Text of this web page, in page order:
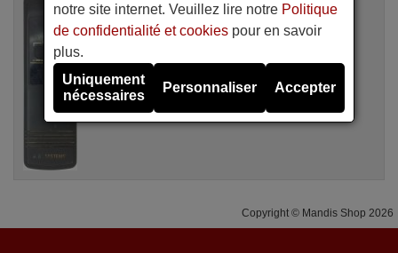
AR SYSTEMS ARS001
Non disponible
AR Systems
Copyright © Mandis Shop 2026
notre site internet. Veuillez lire notre Politique
de confidentialité et cookies pour en savoir
plus.
Uniquement
nécessaires
Personnaliser Accepter